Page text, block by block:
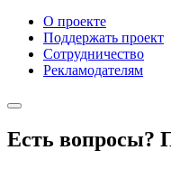
О проекте
Поддержать проект
Сотрудничество
Рекламодателям
Есть вопросы?